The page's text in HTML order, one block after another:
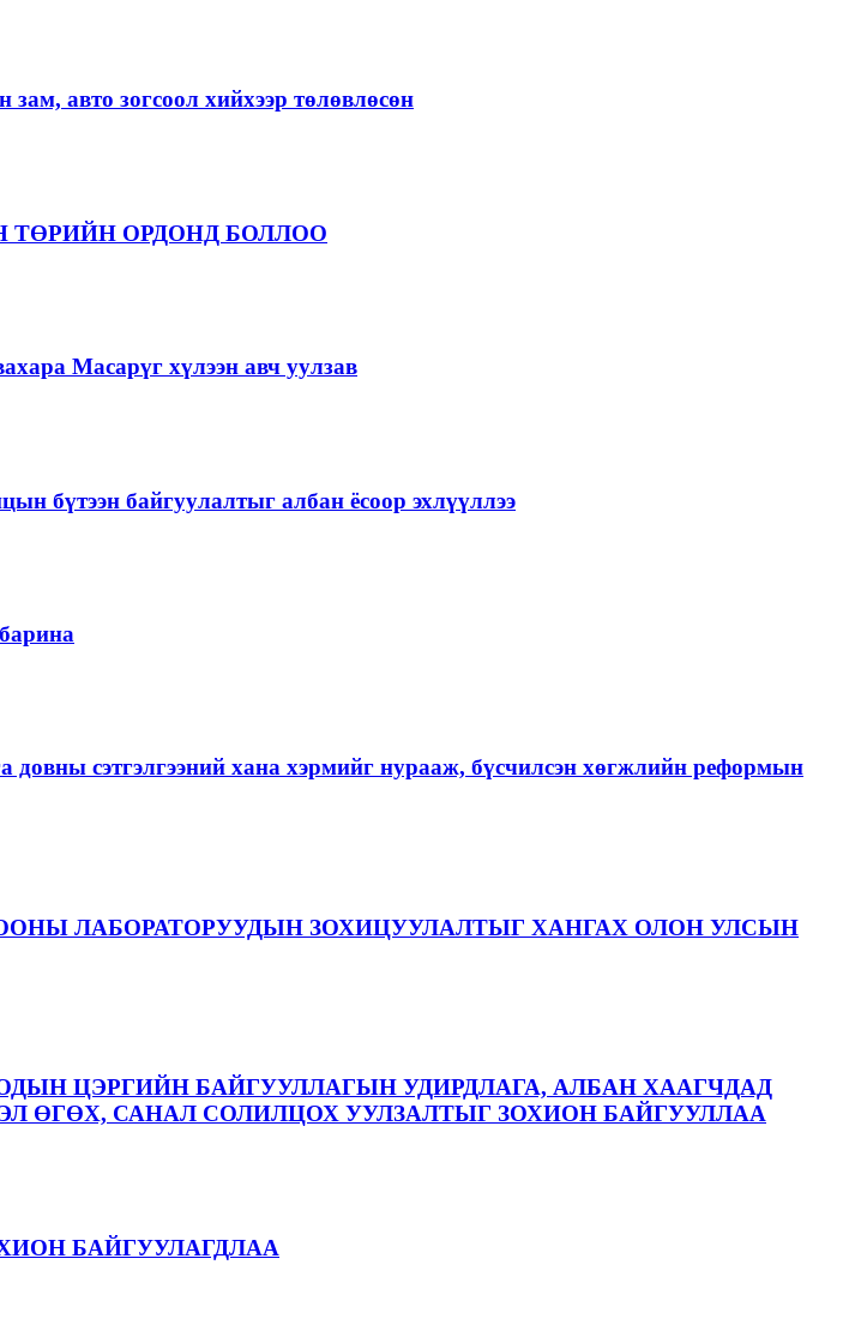
авто зогсоол хийхээр төлөвлөсөн
ТӨРИЙН ОРДОНД БОЛЛОО
Масарүг хүлээн авч уулзав
бүтээн байгуулалтыг албан ёсоор эхлүүллээ
сэтгэлгээний хана хэрмийг нурааж, бүсчилсэн хөгжлийн реформын
ЛАБОРАТОРУУДЫН ЗОХИЦУУЛАЛТЫГ ХАНГАХ ОЛОН УЛСЫН
ЦЭРГИЙН БАЙГУУЛЛАГЫН УДИРДЛАГА, АЛБАН ХААГЧДАД
ӨГӨХ, САНАЛ СОЛИЛЦОХ УУЛЗАЛТЫГ ЗОХИОН БАЙГУУЛЛАА
БАЙГУУЛАГДЛАА